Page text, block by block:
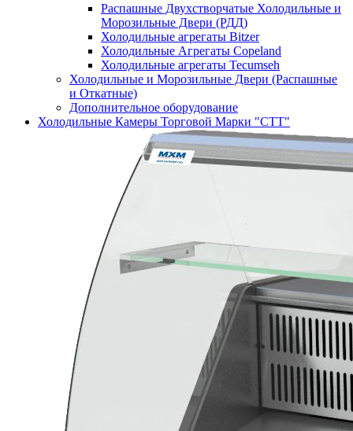
Распашные Двухстворчатые Холодильные и
Морозильные Двери (РДД)
Холодильные агрегаты Bitzer
Холодильные Агрегаты Copeland
Холодильные агрегаты Tecumseh
Холодильные и Морозильные Двери (Распашные
и Откатные)
Дополнительное оборудование
Холодильные Камеры Торговой Марки "СТТ"